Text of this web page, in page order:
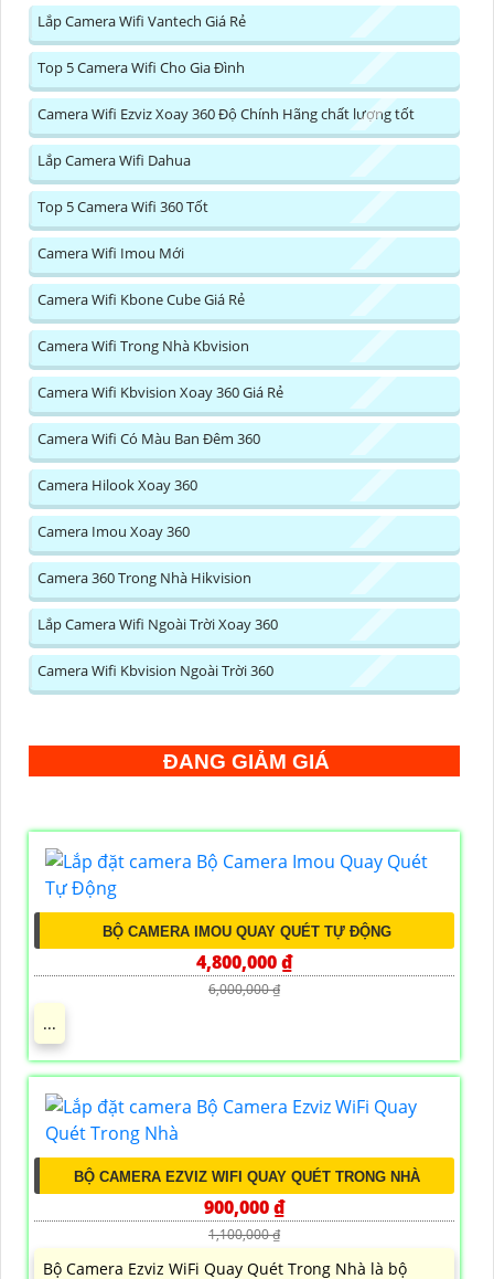
Lắp Camera Wifi Vantech Giá Rẻ
Top 5 Camera Wifi Cho Gia Đình
Camera Wifi Ezviz Xoay 360 Độ Chính Hãng chất lượng tốt
Lắp Camera Wifi Dahua
Top 5 Camera Wifi 360 Tốt
Camera Wifi Imou Mới
Camera Wifi Kbone Cube Giá Rẻ
Camera Wifi Trong Nhà Kbvision
Camera Wifi Kbvision Xoay 360 Giá Rẻ
Camera Wifi Có Màu Ban Đêm 360
Camera Hilook Xoay 360
Camera Imou Xoay 360
Camera 360 Trong Nhà Hikvision
Lắp Camera Wifi Ngoài Trời Xoay 360
Camera Wifi Kbvision Ngoài Trời 360
ĐANG GIẢM GIÁ
BỘ CAMERA IMOU QUAY QUÉT TỰ ĐỘNG
4,800,000 ₫
6,000,000 ₫
...
BỘ CAMERA EZVIZ WIFI QUAY QUÉT TRONG NHÀ
900,000 ₫
1,100,000 ₫
Bộ Camera Ezviz WiFi Quay Quét Trong Nhà là bộ